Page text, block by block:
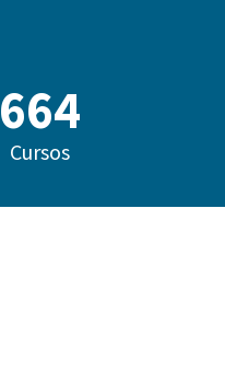
860
Cursos